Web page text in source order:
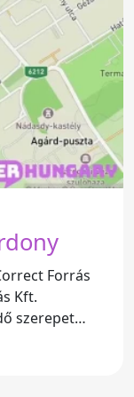
Forrás
szerepet